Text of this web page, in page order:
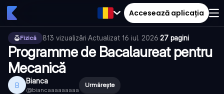
Accesează aplicația
Fizică 813 vizualizări·Actualizat 16 iul. 2026·27 pagini
Programme de Bacalaureat pentru
Mecanică
B Bianca
@biancaaaaaaaaa
Urmărește